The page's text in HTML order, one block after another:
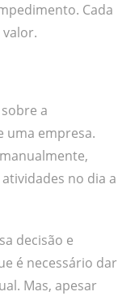
Cada
a
uma empresa.
no dia a
decisão e
é necessário dar
Mas, apesar